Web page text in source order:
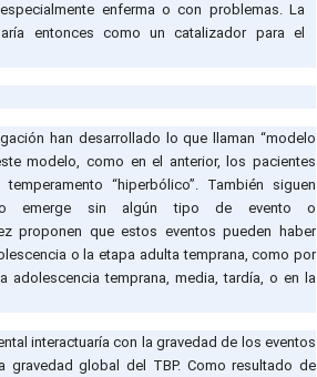
enferma o con problemas. La
entonces como un catalizador para el
han desarrollado lo que llaman “modelo
modelo, como en el anterior, los pacientes
“hiperbólico”. También siguen
emerge sin algún tipo de evento o
proponen que estos eventos pueden haber
o la etapa adulta temprana, como por
adolescencia temprana, media, tardía, o en la
interactuaría con la gravedad de los eventos
gravedad global del TBP. Como resultado de